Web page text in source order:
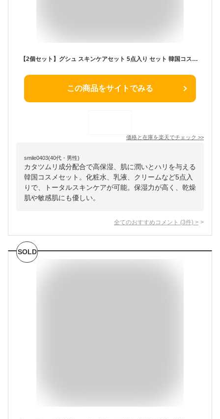
【2個セット】グシュ スキンケアセット 5点入り セット 韓国コスメ コスメセット コフレセット カタツムリ 化粧水 乳液 クリーム セット 高保湿 保湿乳液 保湿化粧水 カタツムリクリーム 韓国 化粧品 セット スキンケア 女性 ギフト 送料無料
この商品をサイトでみる
価格と在庫を楽天でチェック >>
smile0403(40代・男性)
カタツムリ成分配合で高保湿、肌に潤いとハリを与える
韓国コスメセット。化粧水、乳液、クリームなど5点入
りで、トータルスキンケアが可能。保湿力が高く、乾燥
肌や敏感肌にも優しい。
全てのおすすめコメント (3件) >
SOLD